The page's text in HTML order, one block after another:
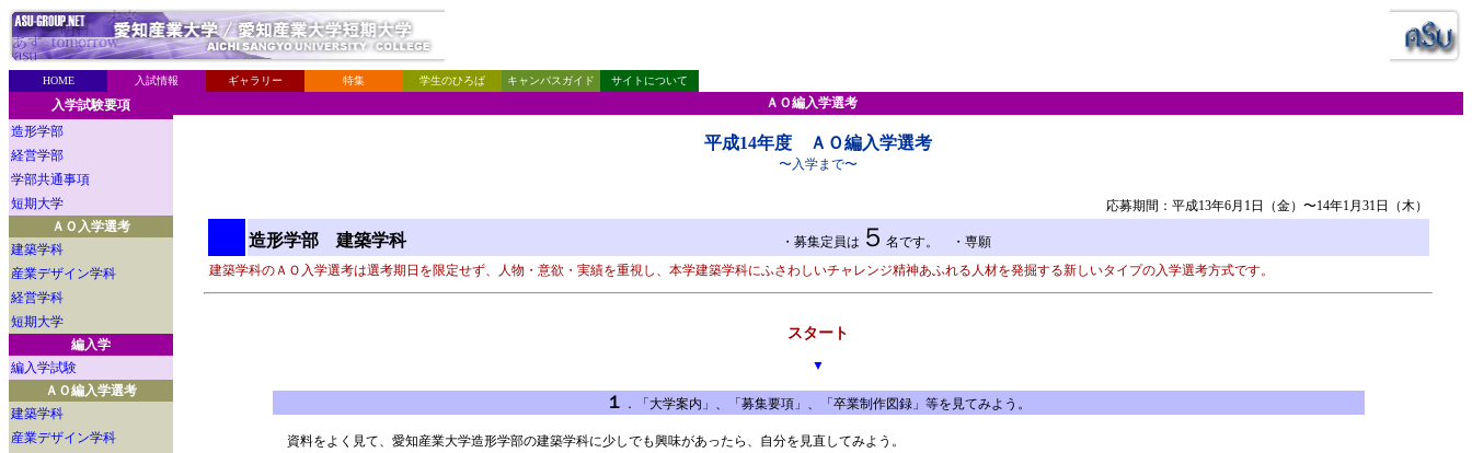
HOME 入試情報 ギャラリー 特集 学生のひろば キャンパスガイド サイトについて
入学試験要項
造形学部
経営学部
学部共通事項
短期大学
ＡＯ入学選考
建築学科
産業デザイン学科
経営学科
短期大学
編入学
編入学試験
ＡＯ編入学選考
建築学科
産業デザイン学科
ＡＯ編入学選考
平成14年度 ＡＯ編入学選考
〜入学まで〜
応募期間：平成13年6月1日（金）〜14年1月31日（木）
造形学部 建築学科 ・募集定員は ５ 名です。 ・専願
建築学科のＡＯ入学選考は選考期日を限定せず、人物・意欲・実績を重視し、本学建築学科にふさわしいチャレンジ精神あふれる人材を発掘する新しいタイプの入学選考方式です。
スタート
▼
１ ．「大学案内」、「募集要項」、「卒業制作図録」等を見てみよう。
資料をよく見て、愛知産業大学造形学部の建築学科に少しでも興味があったら、自分を見直してみよう。